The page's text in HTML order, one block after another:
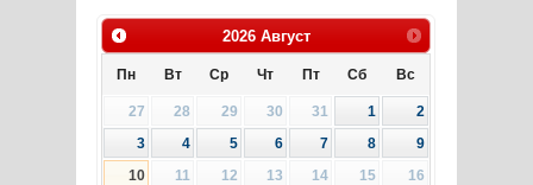
2026 Август
Пн Вт Ср Чт Пт Сб Вс
27 28 29 30 31 1
2
3
4 5 6 7 8
9
10
11 12 13 14 15
16